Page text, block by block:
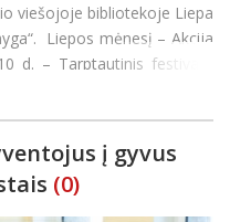
viešojoje bibliotekoje Liepa
Liepos mėnesį – Akcija
d. – Tarptautinis festivalis
į gyvus
(0)